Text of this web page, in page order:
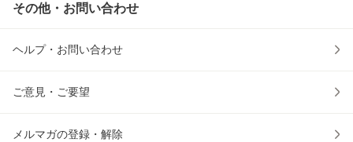
その他・お問い合わせ
ヘルプ・お問い合わせ
ご意見・ご要望
メルマガの登録・解除